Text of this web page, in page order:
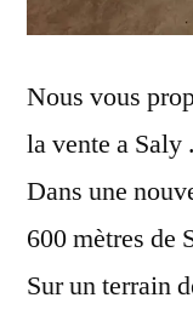
Nous vous
la vente a Saly .
Dans une
600 mètres de
Sur un terrain